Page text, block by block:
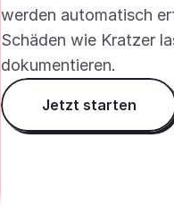
werden automatisch
Schäden wie Kratzer
dokumentieren.
Jetzt starten